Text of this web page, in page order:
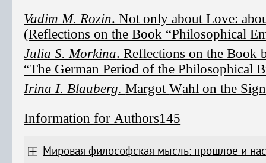
Vadim M. Rozin. Not only about Love:
(Reflections on the Book “Philosophical
Julia S. Morkina. Reflections on the Book
“The German Period of the Philosophical
Irina I. Blauberg. MargotWahl on the
Information for Authors145
Мировая философская мысль: прошлое и